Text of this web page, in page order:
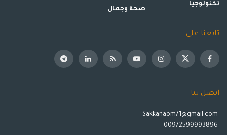
تكنولوجيا
صحة وجمال
تابعنا على
اتصل بنا
Sakkanaom71@gmail.com